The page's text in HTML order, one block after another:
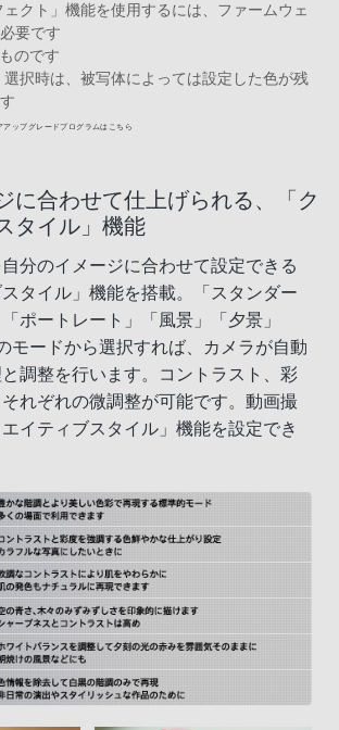
ェクト」機能を使用するには、ファームウェ
要です
のです
択時は、被写体によっては設定した色が残
に合わせて仕上げられる、「ク
タイル」機能
分のイメージに合わせて設定できる
スタイル」機能を搭載。「スタンダー
ポートレート」「風景」「夕景」
モードから選択すれば、カメラが自動
調整を行います。コントラスト、彩
れぞれの微調整が可能です。動画撮
イティブスタイル」機能を設定でき